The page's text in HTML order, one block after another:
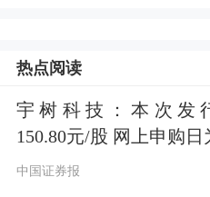
行业稳增长工作方
合理比重投入机制
新”政策，稳住制
热点阅读
宇树科技：本次发
150.80元/股 网上申购日
中国证券报